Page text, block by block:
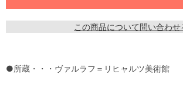
この商品について問い合わせ
●所蔵・・・ヴァルラフ＝リヒャルツ美術館